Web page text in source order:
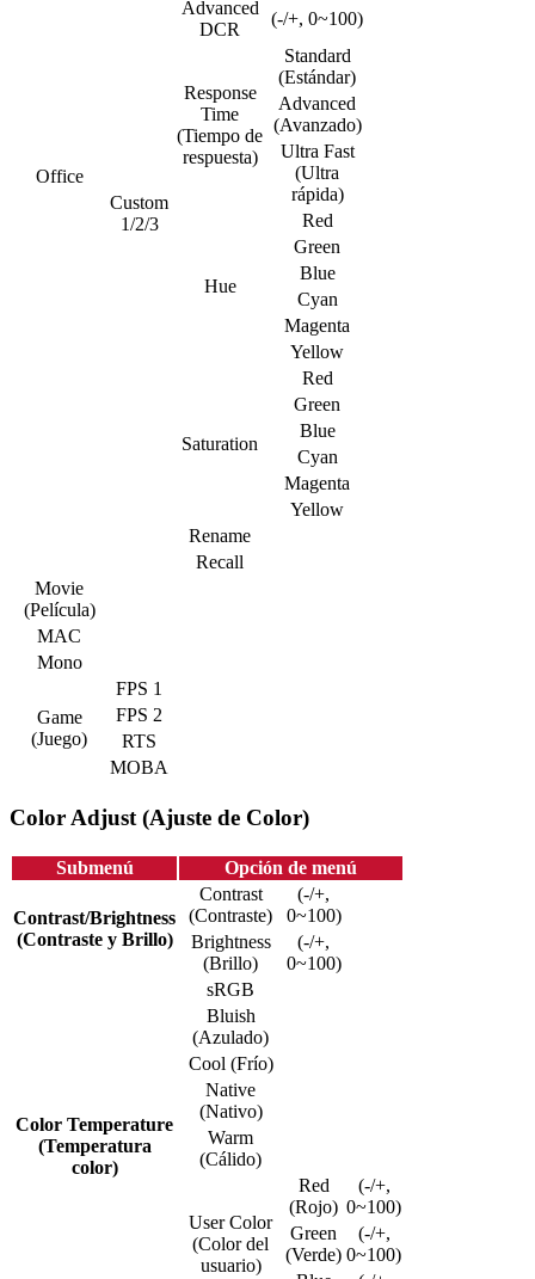
Office
Custom
1/2/3
Advanced
DCR
(-/+, 0~100)
Response
Time
(Tiempo de
respuesta)
Standard
(Estándar)
Advanced
(Avanzado)
Ultra Fast
(Ultra
rápida)
Hue
Red
Green
Blue
Cyan
Magenta
Yellow
Saturation
Red
Green
Blue
Cyan
Magenta
Yellow
Rename
Recall
Movie
(Película)
MAC
Mono
Game
(Juego)
FPS 1
FPS 2
RTS
MOBA
Color Adjust (Ajuste de Color)
Submenú Opción de menú
Contrast/Brightness
(Contraste y Brillo)
Contrast
(Contraste)
(-/+,
0~100)
Brightness
(Brillo)
(-/+,
0~100)
Color Temperature
(Temperatura
color)
sRGB
Bluish
(Azulado)
Cool (Frío)
Native
(Nativo)
Warm
(Cálido)
User Color
(Color del
usuario)
Red
(Rojo)
(-/+,
0~100)
Green
(Verde)
(-/+,
0~100)